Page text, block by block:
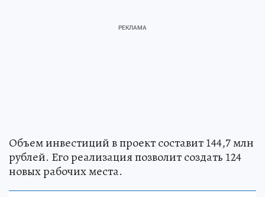
Объем инвестиций в проект составит 144,7 млн
рублей. Его реализация позволит создать 124
новых рабочих места.